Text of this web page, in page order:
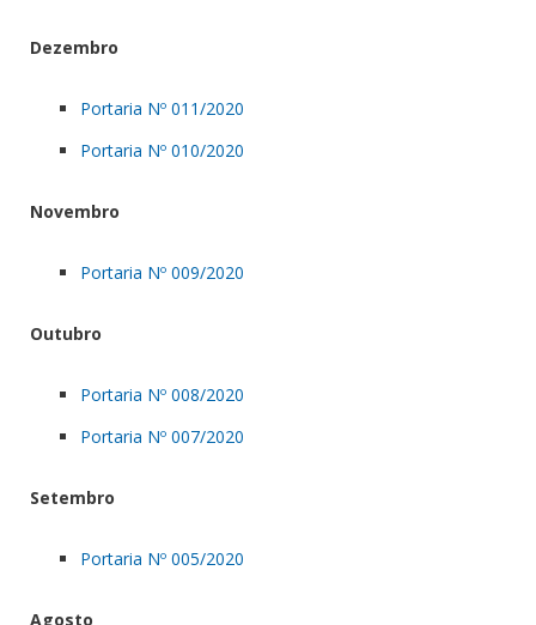
Dezembro
Portaria Nº 011/2020
Portaria Nº 010/2020
Novembro
Portaria Nº 009/2020
Outubro
Portaria Nº 008/2020
Portaria Nº 007/2020
Setembro
Portaria Nº 005/2020
Agosto